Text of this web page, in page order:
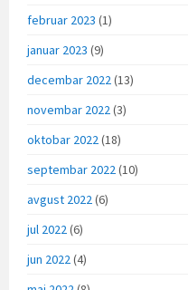
februar 2023 (1)
januar 2023 (9)
decembar 2022(13)
novembar 2022(3)
oktobar 2022(18)
septembar 2022(10)
avgust 2022(6)
jul 2022(6)
jun 2022(4)